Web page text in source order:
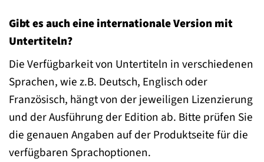
Gibt es auch eine internationale Version mit
Untertiteln?
Die Verfügbarkeit von Untertiteln in verschiedenen
Sprachen, wie z.B. Deutsch, Englisch oder
Französisch, hängt von der jeweiligen Lizenzierung
und der Ausführung der Edition ab. Bitte prüfen Sie
die genauen Angaben auf der Produktseite für die
verfügbaren Sprachoptionen.